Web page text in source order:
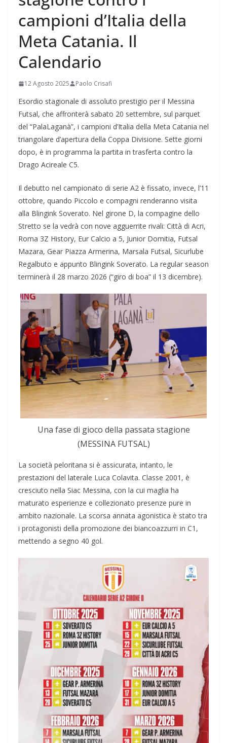
campioni d’Italia della
Meta Catania. Il
Calendario
12 Agosto 2025 Paolo Crisafi
Esordio stagionale di assoluto prestigio per il Messina
Futsal, che affronterà sabato 20 settembre, sul parquet
del “PalaLaganà”, i campioni d’Italia della Meta Catania nel
triangolare d’apertura della Coppa Divisione. Sette giorni
dopo, è in programma la partita in trasferta contro la
Drago Acireale C5.
Il debutto nel campionato di serie A2 è fissato, invece, l’11
ottobre, quando Piccolo e compagni renderanno visita
alla Blingink Soverato. Nel girone D, la compagine dello
Stretto se la vedrà con nove agguerrite rivali: Città di Acri,
Roma 3Z History, Eur Calcio a 5, Junior Domitia, Futsal
Mazara, Gear Piazza Armerina, Marsala Futsal, Sicurlube
Regalbuto e appunto Blingink Soverato. La regular season
terminerà il 28 marzo 2026 (“giro di boa” il 13 dicembre).
Una fase di gioco della passata stagione
(MESSINA FUTSAL)
La società peloritana si è assicurata, intanto, le
prestazioni del laterale Luca Colavita. Classe 2001, è
cresciuto nella Siac Messina, con la cui maglia ha
maturato esperienze e collezionato presenze pure in
ambito nazionale. La scorsa annata agonistica è stato tra
i protagonisti della promozione dei biancoazzurri in C1,
mettendo a segno 40 gol.